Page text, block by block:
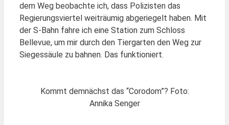
dem Weg beobachte ich, dass Polizisten das
Regierungsviertel weiträumig abgeriegelt haben. Mit
der S-Bahn fahre ich eine Station zum Schloss
Bellevue, um mir durch den Tiergarten den Weg zur
Siegessäule zu bahnen. Das funktioniert.
Kommt demnächst das “Corodom”? Foto:
Annika Senger